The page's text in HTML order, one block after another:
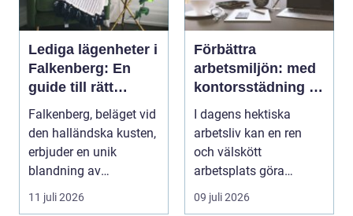
Lediga lägenheter i
Falkenberg: En
guide till rätt
bostad för dig
Falkenberg, beläget vid
den halländska kusten,
erbjuder en unik
blandning av
naturskö...
11 juli 2026
Förbättra
arbetsmiljön: med
kontorsstädning i
Stockholm
I dagens hektiska
arbetsliv kan en ren
och välskött
arbetsplats göra
underverk fö...
09 juli 2026